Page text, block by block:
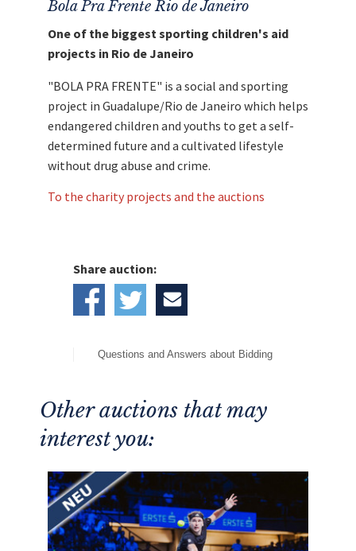
Bola Pra Frente Rio de Janeiro
One of the biggest sporting children's aid
projects in Rio de Janeiro
"BOLA PRA FRENTE" is a social and sporting
project in Guadalupe/Rio de Janeiro which helps
endangered children and youths to get a self-
determined future and a cultivated lifestyle
without drug abuse and crime.
To the charity projects and the auctions
Share auction:
Questions and Answers about Bidding
Other auctions that may
interest you: